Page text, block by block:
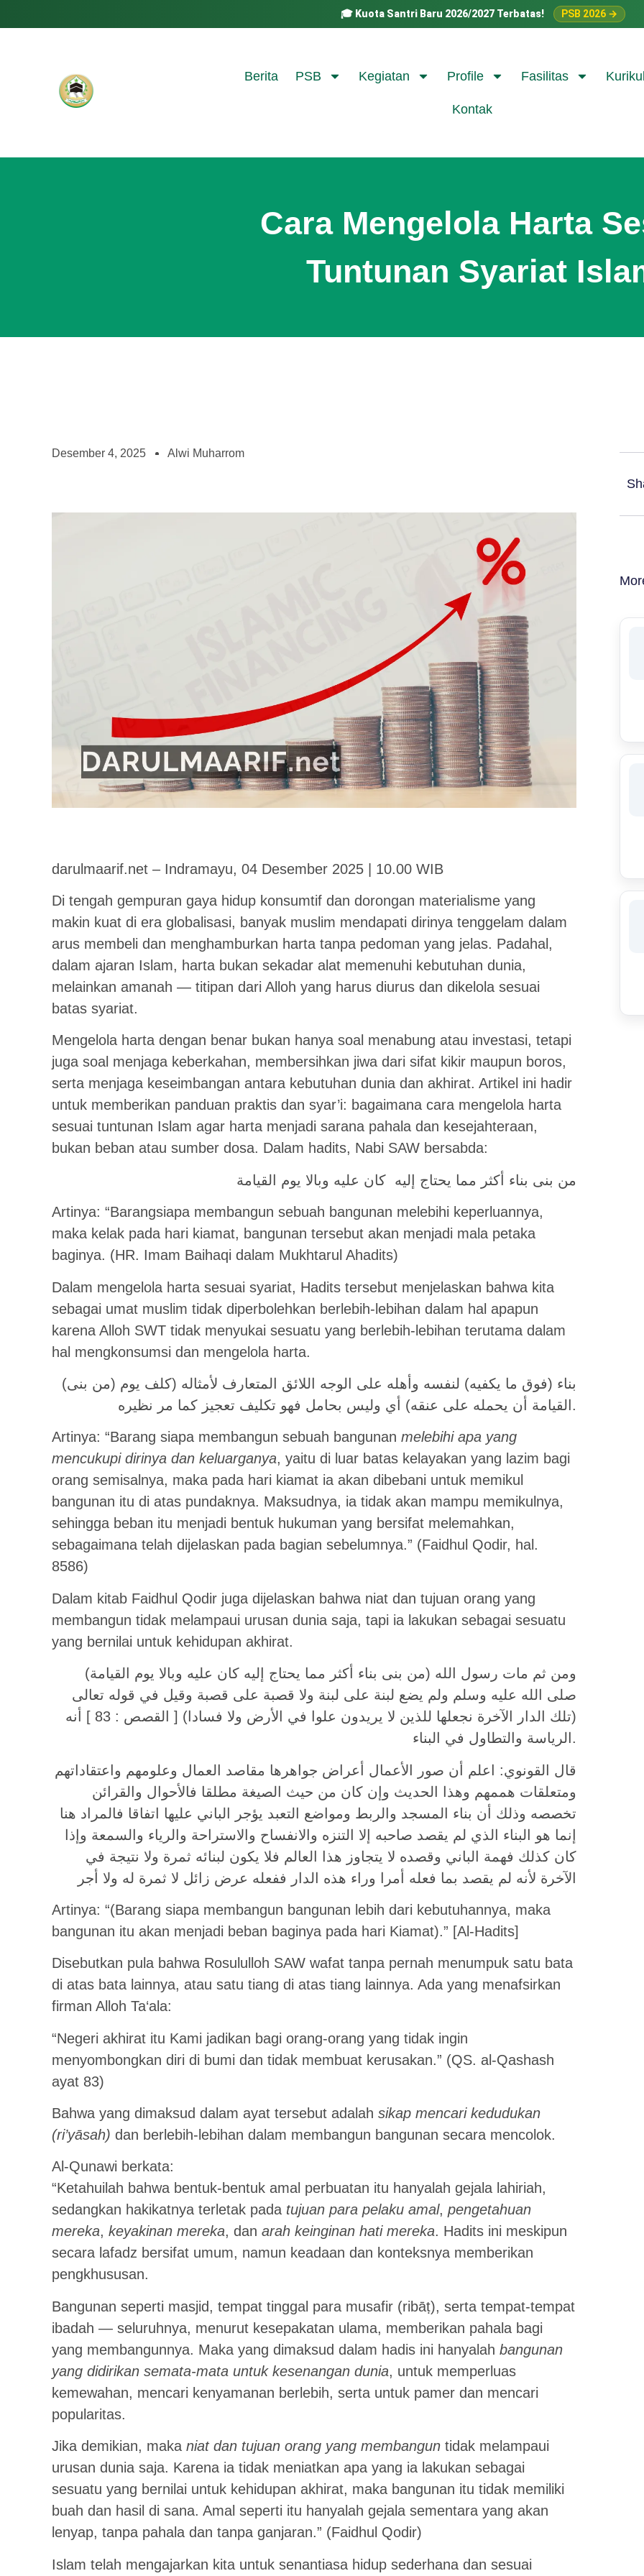
🎓 Kuota Santri Baru 2026/2027 Terbatas! PSB 2026 →
Berita PSB Kegiatan Profile Fasilitas
Kontak
Cara Mengelola Harta
Tuntunan Syariat
Desember 4, 2025 Alwi Muharrom
darulmaarif.net – Indramayu, 04 Desember 2025 | 10.00 WIB
Di tengah gempuran gaya hidup konsumtif dan dorongan materialisme yang
makin kuat di era globalisasi, banyak muslim mendapati dirinya tenggelam dalam
arus membeli dan menghamburkan harta tanpa pedoman yang jelas. Padahal,
dalam ajaran Islam, harta bukan sekadar alat memenuhi kebutuhan dunia,
melainkan amanah — titipan dari Alloh yang harus diurus dan dikelola sesuai
batas syariat.
Mengelola harta dengan benar bukan hanya soal menabung atau investasi, tetapi
juga soal menjaga keberkahan, membersihkan jiwa dari sifat kikir maupun boros,
serta menjaga keseimbangan antara kebutuhan dunia dan akhirat. Artikel ini hadir
untuk memberikan panduan praktis dan syar’i: bagaimana cara mengelola harta
sesuai tuntunan Islam agar harta menjadi sarana pahala dan kesejahteraan,
bukan beban atau sumber dosa. Dalam hadits, Nabi SAW bersabda:
من بنى بناء أكثر مما يحتاج إليه كان عليه وبالا يوم القيامة
Artinya: “Barangsiapa membangun sebuah bangunan melebihi keperluannya,
maka kelak pada hari kiamat, bangunan tersebut akan menjadi mala petaka
baginya. (HR. Imam Baihaqi dalam Mukhtarul Ahadits)
Dalam mengelola harta sesuai syariat, Hadits tersebut menjelaskan bahwa kita
sebagai umat muslim tidak diperbolehkan berlebih-lebihan dalam hal apapun
karena Alloh SWT tidak menyukai sesuatu yang berlebih-lebihan terutama dalam
hal mengkonsumsi dan mengelola harta.
(من بنى) بناء (فوق ما يكفيه) لنفسه وأهله على الوجه اللائق المتعارف لأمثاله (كلف يوم
القيامة أن يحمله على عنقه) أي وليس بحامل فهو تكليف تعجيز كما مر نظيره.
Artinya: “Barang siapa membangun sebuah bangunan melebihi apa yang
mencukupi dirinya dan keluarganya, yaitu di luar batas kelayakan yang lazim bagi
orang semisalnya, maka pada hari kiamat ia akan dibebani untuk memikul
bangunan itu di atas pundaknya. Maksudnya, ia tidak akan mampu memikulnya,
sehingga beban itu menjadi bentuk hukuman yang bersifat melemahkan,
sebagaimana telah dijelaskan pada bagian sebelumnya.” (Faidhul Qodir, hal.
8586)
Dalam kitab Faidhul Qodir juga dijelaskan bahwa niat dan tujuan orang yang
membangun tidak melampaui urusan dunia saja, tapi ia lakukan sebagai sesuatu
yang bernilai untuk kehidupan akhirat.
(من بنى بناء أكثر مما يحتاج إليه كان عليه وبالا يوم القيامة) ومن ثم مات رسول الله
صلى الله عليه وسلم ولم يضع لبنة على لبنة ولا قصبة على قصبة وقيل في قوله تعالى
(تلك الدار الآخرة نجعلها للذين لا يريدون علوا في الأرض ولا فسادا) [ القصص : 83 ] أنه
الرياسة والتطاول في البناء.
قال القونوي: اعلم أن صور الأعمال أعراض جواهرها مقاصد العمال وعلومهم واعتقاداتهم
ومتعلقات هممهم وهذا الحديث وإن كان من حيث الصيغة مطلقا فالأحوال والقرائن
تخصصه وذلك أن بناء المسجد والربط ومواضع التعبد يؤجر الباني عليها اتفاقا فالمراد هنا
إنما هو البناء الذي لم يقصد صاحبه إلا التنزه والانفساح والاستراحة والرياء والسمعة وإذا
كان كذلك فهمة الباني وقصده لا يتجاوز هذا العالم فلا يكون لبنائه ثمرة ولا نتيجة في
الآخرة لأنه لم يقصد بما فعله أمرا وراء هذه الدار ففعله عرض زائل لا ثمرة له ولا أجر
Artinya: “(Barang siapa membangun bangunan lebih dari kebutuhannya, maka
bangunan itu akan menjadi beban baginya pada hari Kiamat).” [Al-Hadits]
Disebutkan pula bahwa Rosululloh SAW wafat tanpa pernah menumpuk satu bata
di atas bata lainnya, atau satu tiang di atas tiang lainnya. Ada yang menafsirkan
firman Alloh Ta‘ala:
“Negeri akhirat itu Kami jadikan bagi orang-orang yang tidak ingin
menyombongkan diri di bumi dan tidak membuat kerusakan.” (QS. al-Qashash
ayat 83)
Bahwa yang dimaksud dalam ayat tersebut adalah sikap mencari kedudukan
(ri’yāsah) dan berlebih-lebihan dalam membangun bangunan secara mencolok.
Al-Qunawi berkata:
“Ketahuilah bahwa bentuk-bentuk amal perbuatan itu hanyalah gejala lahiriah,
sedangkan hakikatnya terletak pada tujuan para pelaku amal, pengetahuan
mereka, keyakinan mereka, dan arah keinginan hati mereka. Hadits ini meskipun
secara lafadz bersifat umum, namun keadaan dan konteksnya memberikan
pengkhususan.
Bangunan seperti masjid, tempat tinggal para musafir (ribāṭ), serta tempat-tempat
ibadah — seluruhnya, menurut kesepakatan ulama, memberikan pahala bagi
yang membangunnya. Maka yang dimaksud dalam hadis ini hanyalah bangunan
yang didirikan semata-mata untuk kesenangan dunia, untuk memperluas
kemewahan, mencari kenyamanan berlebih, serta untuk pamer dan mencari
popularitas.
Jika demikian, maka niat dan tujuan orang yang membangun tidak melampaui
urusan dunia saja. Karena ia tidak meniatkan apa yang ia lakukan sebagai
sesuatu yang bernilai untuk kehidupan akhirat, maka bangunan itu tidak memiliki
buah dan hasil di sana. Amal seperti itu hanyalah gejala sementara yang akan
lenyap, tanpa pahala dan tanpa ganjaran.” (Faidhul Qodir)
Islam telah mengajarkan kita untuk senantiasa hidup sederhana dan sesuai